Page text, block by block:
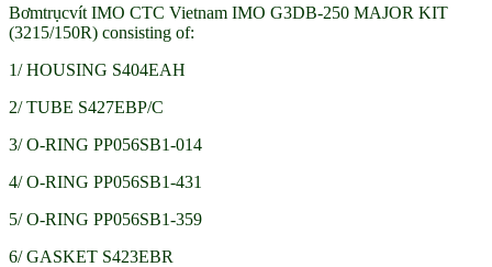
Bơmtrụcvít IMO CTC Vietnam IMO G3DB-250 MAJOR KIT
(3215/150R) consisting of:
1/ HOUSING S404EAH
2/ TUBE S427EBP/C
3/ O-RING PP056SB1-014
4/ O-RING PP056SB1-431
5/ O-RING PP056SB1-359
6/ GASKET S423EBR